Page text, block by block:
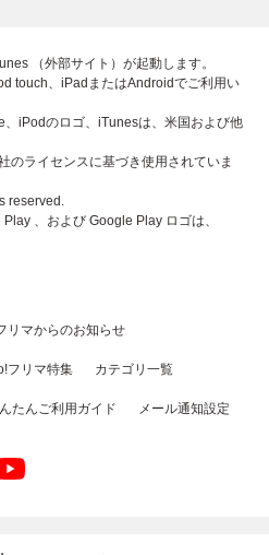
（外部サイト）が起動します。
touch、iPadまたはAndroidでご利用い
、iPodのロゴ、iTunesは、米国および他
のライセンスに基づき使用されていま
reserved.
、および Google Play ロゴは、
リマからのお知らせ
フリマ特集 カテゴリ一覧
たんご利用ガイド メール通知設定